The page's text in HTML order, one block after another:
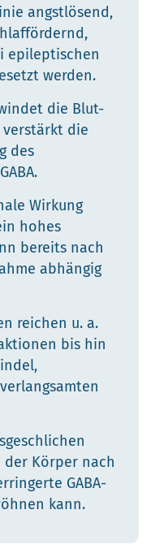
angstlösend,
epileptischen
werden.
die Blut-
verstärkt die
des
Wirkung
hohes
bereits nach
abhängig
reichen u. a.
bis hin
Körper nach
GABA-
kann.